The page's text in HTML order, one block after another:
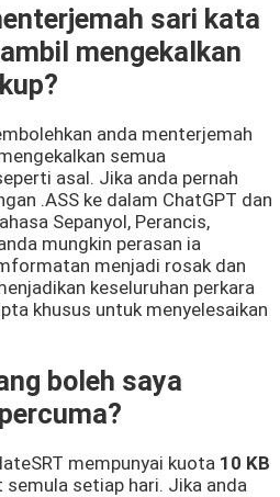
sari kata
mengekalkan
anda menterjemah
semua
asal. Jika anda pernah
.ASS ke dalam ChatGPT dan
Sepanyol, Perancis,
mungkin perasan ia
menjadi rosak dan
keseluruhan perkara
khusus untuk menyelesaikan
boleh saya
mempunyai kuota 10 KB
setiap hari. Jika anda